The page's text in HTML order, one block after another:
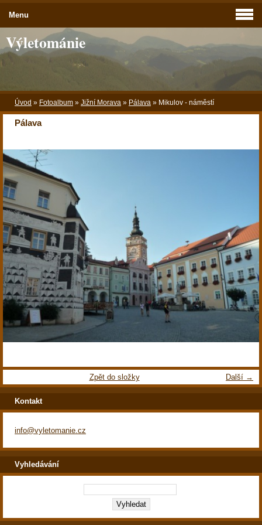
Výletománie
Úvod » Fotoalbum » Jižní Morava » Pálava » Mikulov - náměstí
Pálava
Další →
Zpět do složky
Menu
Kontakt
info@vyletomanie.cz
Vyhledávání